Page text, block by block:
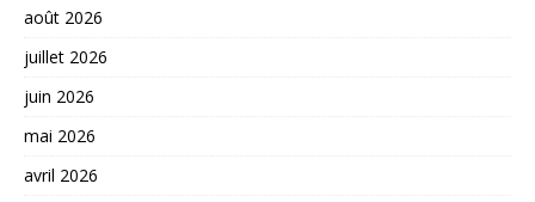
août 2026
juillet 2026
juin 2026
mai 2026
avril 2026